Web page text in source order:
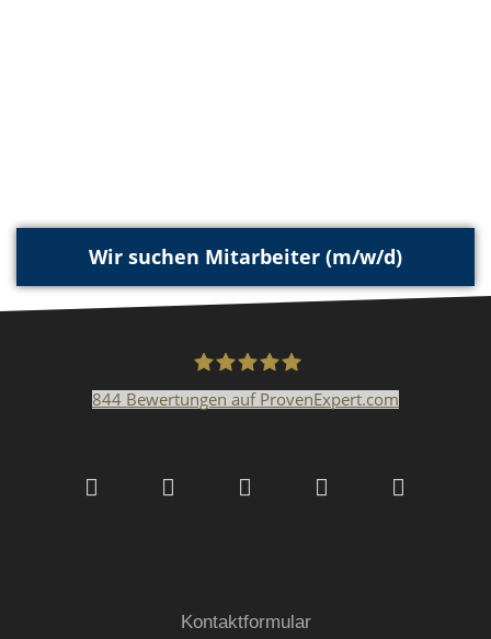
Wir suchen Mitarbeiter (m/w/d)
GmbH & Co.KG
844 Bewertungen auf ProvenExpert.com
Kontaktformular